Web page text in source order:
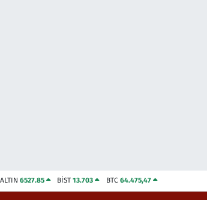
ALTIN 6527.85 BİST13.703 BTC 64.475,47